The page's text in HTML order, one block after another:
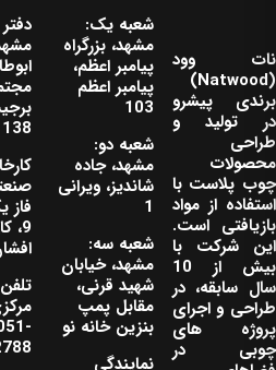
نات‌ وود
(Natwood)
برندی پیشرو
در تولید و
طراحی
محصولات
چوب پلاست با
استفاده از مواد
بازیافتی است.
این شرکت با
بیش از 10
سال سابقه، در
طراحی و اجرای
پروژه های
چوبی در
شعبه یک:
مشهد، بزرگراه
پیامبر اعظم،
پیامبر اعظم
103
شعبه دو:
مشهد، جاده
شاندیز، ویرانی
1
شعبه سه:
مشهد، خیابان
شهید قرنی،
مقابل پمپ
بنزین خانه نو
138
9،